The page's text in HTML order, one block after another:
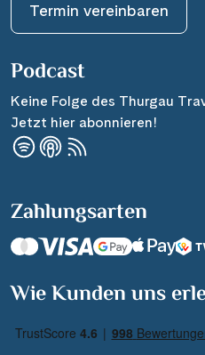
Termin vereinbaren
Podcast
Keine Folge des Thurgau
Jetzt hier abonnieren!
Zahlungsarten
Wie Kunden uns
Suchen & Buchen